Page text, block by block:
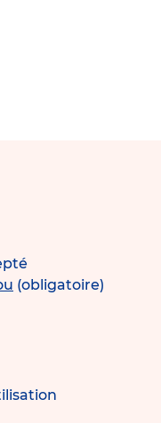
(obligatoire)